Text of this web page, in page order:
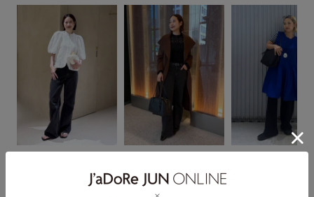
YUI YUI
161cm SIZE:26
にしじふみか